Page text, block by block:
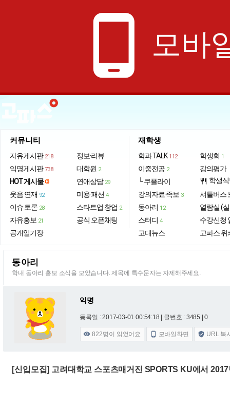
phone_android 모바
커뮤니티
자유게시판 218
익명게시판 738
HOT 게시물
웃음·연재 92
이슈·토론 28
자유홍보 21
공개일기장
정보·리뷰
대학원 2
연애상담 29
미용·패션 4
스타트업·창업 2
공식 오픈채팅
재학생
학과 TALK 112
이중전공 2
└ 쿠플라이
강의자료·족보 3
동아리 12
스터디 4
고대뉴스
학생회 1
강의평가
restaurant 학생
셔틀버스
열람실 (
수강신청
고파스 위
동아리
학내 동아리 홍보 소식을 모았습니다. 제목에 특수문자는 자제해주세요.
익명
등록일 : 2017-03-01 00:54:18 | 글번호 : 3485 | 0
 822명이 읽었어요  모바일화면  URL 복
[신입모집] 고려대학교 스포츠매거진 SPORTS KU에서